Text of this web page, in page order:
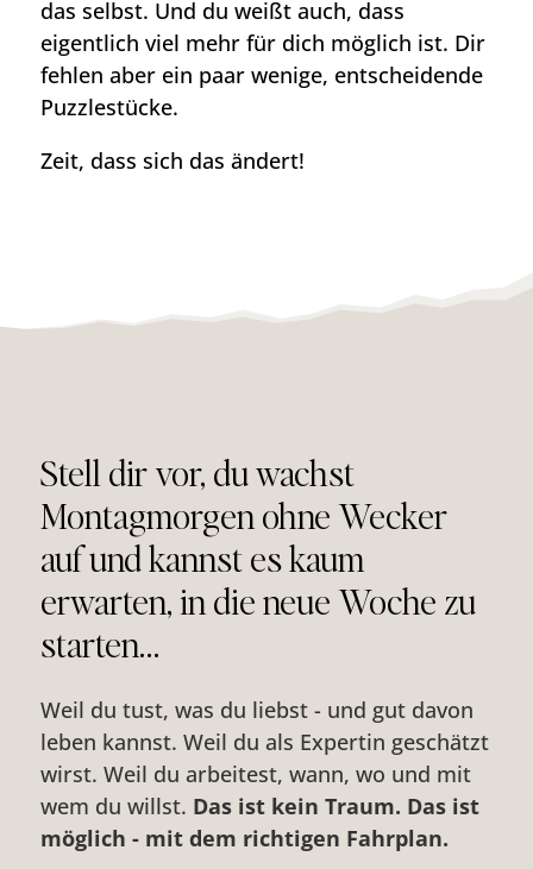
das selbst. Und du weißt auch, dass
eigentlich viel mehr für dich möglich ist. Dir
fehlen aber ein paar wenige, entscheidende
Puzzlestücke.
Zeit, dass sich das ändert!
Stell dir vor, du wachst
Montagmorgen ohne Wecker
auf und kannst es kaum
erwarten, in die neue Woche zu
starten…
Weil du tust, was du liebst - und gut davon
leben kannst. Weil du als Expertin geschätzt
wirst. Weil du arbeitest, wann, wo und mit
wem du willst. Das ist kein Traum. Das ist
möglich - mit dem richtigen Fahrplan.